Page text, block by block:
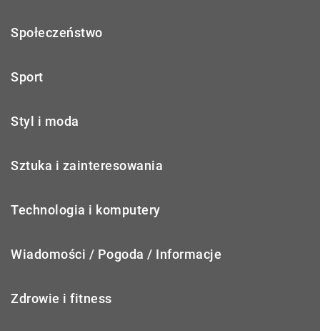
Społeczeństwo
Sport
Styl i moda
Sztuka i zainteresowania
Technologia i komputery
Wiadomości / Pogoda / Informacje
Zdrowie i fitness